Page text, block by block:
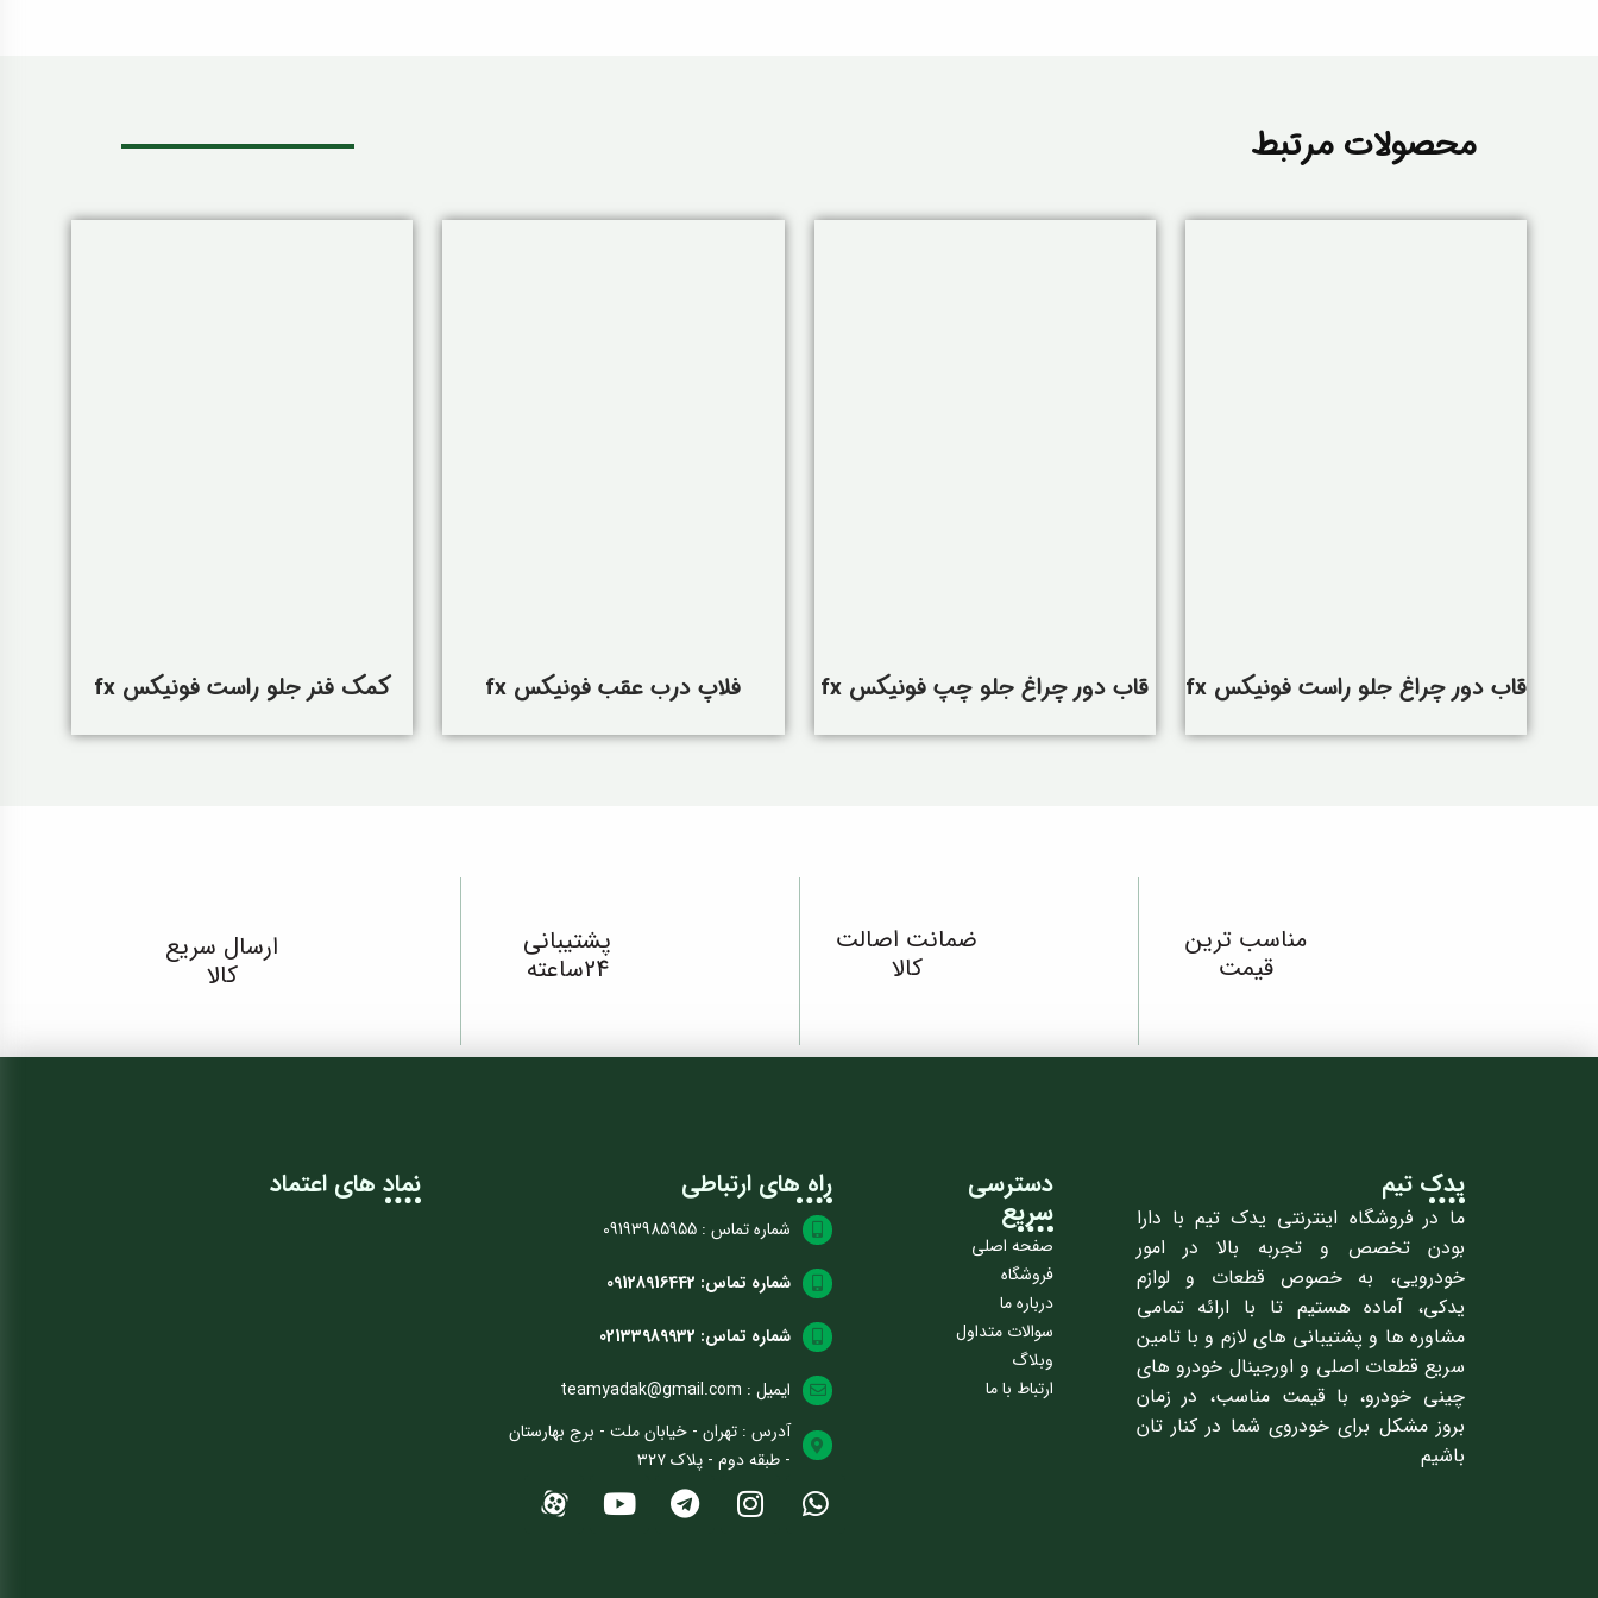
محصولات مرتبط
قاب دور چراغ جلو راست فونیکس fx قاب دور چراغ جلو چپ فونیکس fx فلاپ درب عقب فونیکس fx کمک فنر جلو راست فونیکس fx
مناسب ترین
قیمت
ضمانت اصالت
کالا
پشتیبانی
24ساعته
ارسال سریع
کالا
یدک تیم
ما در فروشگاه اینترنتی یدک تیم با دارا
بودن تخصص و تجربه بالا در امور
خودرویی، به خصوص قطعات و لوازم
یدکی، آماده هستیم تا با ارائه تمامی
مشاوره ها و پشتیبانی های لازم و با تامین
سریع قطعات اصلی و اورجینال خودرو های
چینی خودرو، با قیمت مناسب، در زمان
بروز مشکل برای خودروی شما در کنار تان
باشیم
دسترسی
سریع
صفحه اصلی
فروشگاه
درباره ما
سوالات متداول
وبلاگ
ارتباط با ما
راه های ارتباطی
شماره تماس : 09193985955
شماره تماس: 09128916442
شماره تماس: 02133989932
ایمیل : teamyadak@gmail.com
آدرس : تهران - خیابان ملت - برج بهارستان
- طبقه دوم - پلاک ۳۲۷
نماد های اعتماد